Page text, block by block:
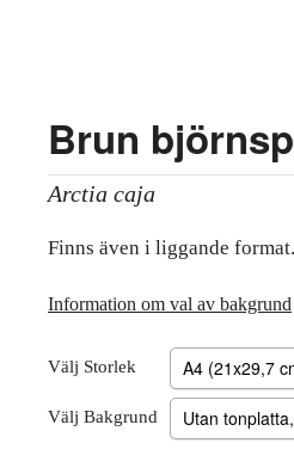
Brun
Arctia caja
Finns även i liggande format.
Information om val av bakgrund
Välj Storlek
Välj Bakgrund